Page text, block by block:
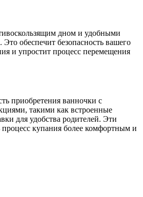
дном и удобными
обеспечит безопасность вашего
и упростит процесс перемещения
приобретения ванночки с
такими как встроенные
для удобства родителей. Эти
купания более комфортным и